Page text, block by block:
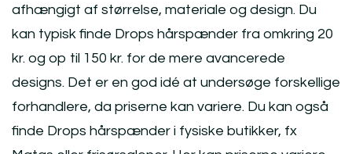
afhængigt af størrelse, materiale og design. Du
kan typisk finde Drops hårspænder fra omkring 20
kr. og op til 150 kr. for de mere avancerede
designs. Det er en god idé at undersøge forskellige
forhandlere, da priserne kan variere. Du kan også
finde Drops hårspænder i fysiske butikker, fx